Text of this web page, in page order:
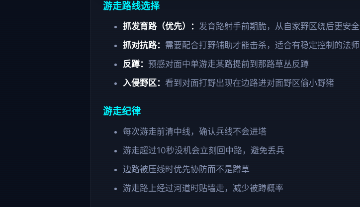
游走路线选择
抓发育路（优先）： 发育路射手前期脆，从自家野区绕后更安全
抓对抗路： 需要配合打野辅助才能击杀，适合有稳定控制的法师
反蹲： 预感对面中单游走某路提前到那路草丛反蹲
入侵野区： 看到对面打野出现在边路进对面野区偷小野猪
游走纪律
每次游走前清中线，确认兵线不会进塔
游走超过10秒没机会立刻回中路，避免丢兵
边路被压线时优先协防而不是蹲草
游走路上经过河道时贴墙走，减少被蹲概率